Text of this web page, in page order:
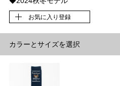
お気に入り登録
カラーとサイズを選択